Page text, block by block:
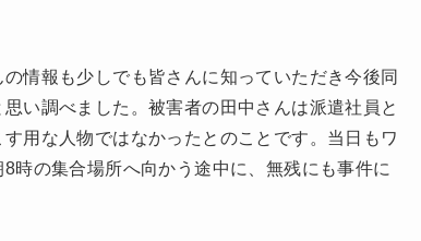
情報も少しでも皆さんに知っていただき今後同
い調べました。被害者の田中さんは派遣社員と
用な人物ではなかったとのことです。当日もワ
時の集合場所へ向かう途中に、無残にも事件に